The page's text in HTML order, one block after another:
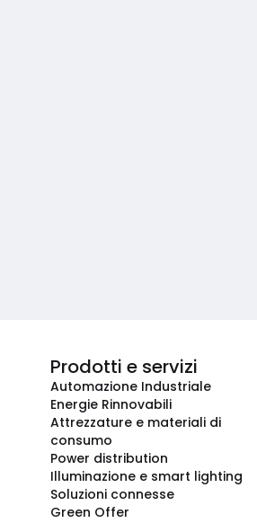
Prodotti e servizi
Automazione Industriale
Energie Rinnovabili
Attrezzature e materiali di
consumo
Power distribution
Illuminazione e smart lighting
Soluzioni connesse
Green Offer